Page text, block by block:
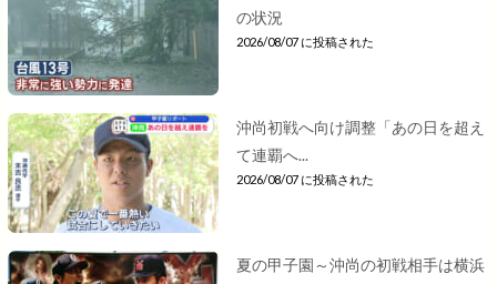
の状況
2026/08/07 に投稿された
沖尚初戦へ向け調整「あの日を超え
て連覇へ...
2026/08/07 に投稿された
夏の甲子園～沖尚の初戦相手は横浜